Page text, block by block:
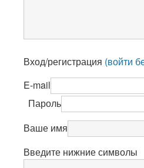
Вход/регистрация (войти
E-mail
Пароль
Ваше имя
Введите нижние символы